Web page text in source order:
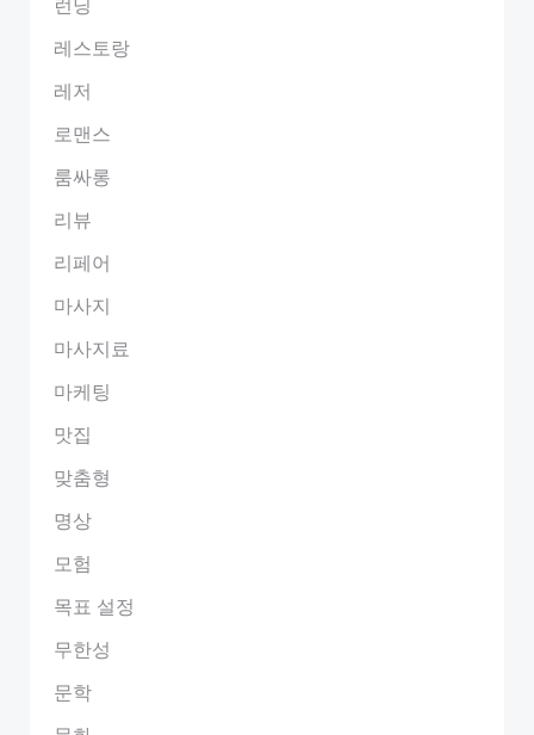
레스토랑
레저
로맨스
룸싸롱
리뷰
리페어
마사지
마사지료
마케팅
맛집
맞춤형
명상
모험
목표 설정
무한성
문학